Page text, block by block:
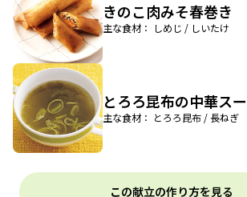
きのこ肉みそ春巻き
主な食材： しめじ / しいたけ
とろろ昆布の中華ス
主な食材： とろろ昆布 / 長ねぎ
この献立の作り方を見る